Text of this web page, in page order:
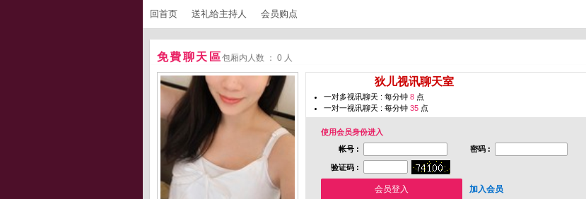
回首页 送礼给主持人 会员购点
免費聊天區包厢内人数 ： 0 人
狄儿视讯聊天室
一对多视讯聊天 : 每分钟 8 点
一对一视讯聊天 : 每分钟 35 点
使用会员身份进入
帐号 :
密码 :
验证码 :
加入会员